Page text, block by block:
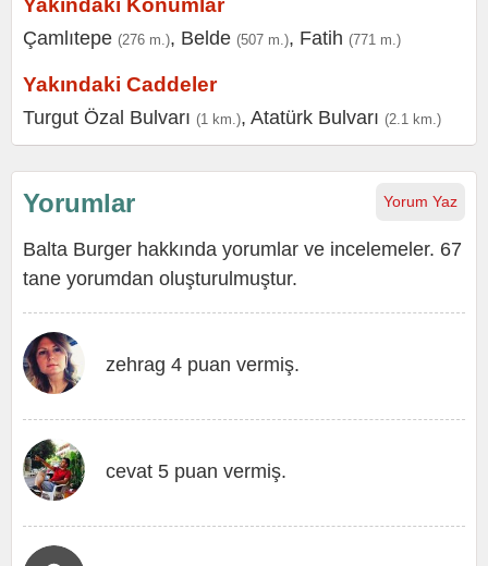
Yakındaki Konumlar
Çamlıtepe (276 m.), Belde (507 m.), Fatih (771 m.)
Yakındaki Caddeler
Turgut Özal Bulvarı (1 km.), Atatürk Bulvarı (2.1 km.)
Yorum Yaz
Yorumlar
Balta Burger hakkında yorumlar ve incelemeler. 67
tane yorumdan oluşturulmuştur.
zehrag 4 puan vermiş.
cevat 5 puan vermiş.